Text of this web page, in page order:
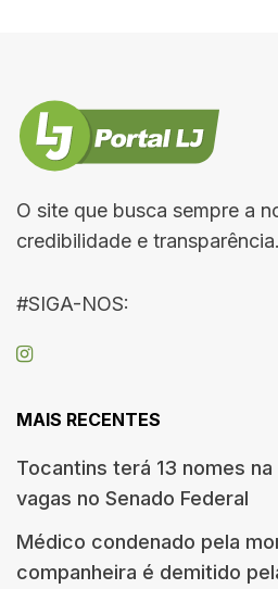
O site que busca sempre a
credibilidade e transparência.
#SIGA-NOS:
MAIS RECENTES
Tocantins terá 13 nomes
vagas no Senado Federal
Médico condenado pela
companheira é demitido